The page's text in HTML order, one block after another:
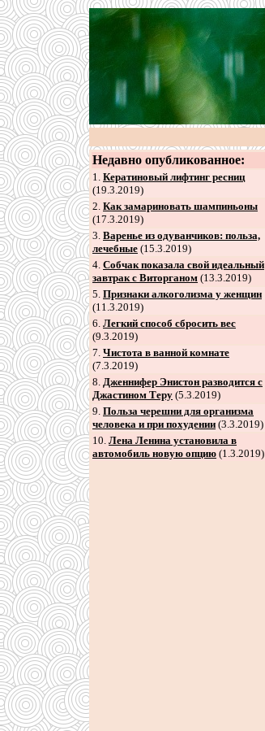
Недавно опубликованное:
1. Кератиновый лифтинг ресниц
(19.3.2019)
2. Как замариновать шампиньоны
(17.3.2019)
3. Варенье из одуванчиков: польза,
лечебные (15.3.2019)
4. Собчак показала свой идеальный
завтрак с Виторганом (13.3.2019)
5. Признаки алкоголизма у женщин
(11.3.2019)
6. Легкий способ сбросить вес
(9.3.2019)
7. Чистота в ванной комнате
(7.3.2019)
8. Дженнифер Энистон разводится с
Джастином Теру (5.3.2019)
9. Польза черешни для организма
человека и при похудении (3.3.2019)
10. Лена Ленина установила в
автомобиль новую опцию (1.3.2019)